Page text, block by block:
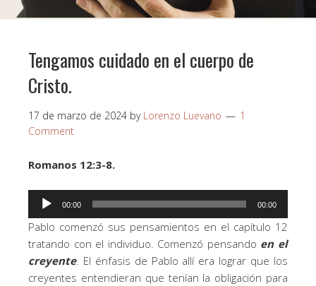
Tengamos cuidado en el cuerpo de
Cristo.
17 de marzo de 2024 by Lorenzo Luevano
1
Comment
Romanos 12:3-8.
Reproductor
audio
00:00 00:00
Pablo comenzó sus pensamientos en el capítulo 12
tratando con el individuo. Comenzó pensando en el
creyente. El énfasis de Pablo allí era lograr que los
creyentes entendieran que tenían la obligación para